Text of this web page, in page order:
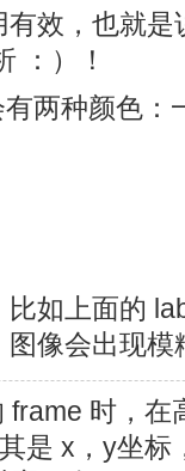
效，也就
：）！
两种颜色：
如上面的
像会出现模
时，在
是 x，y坐标